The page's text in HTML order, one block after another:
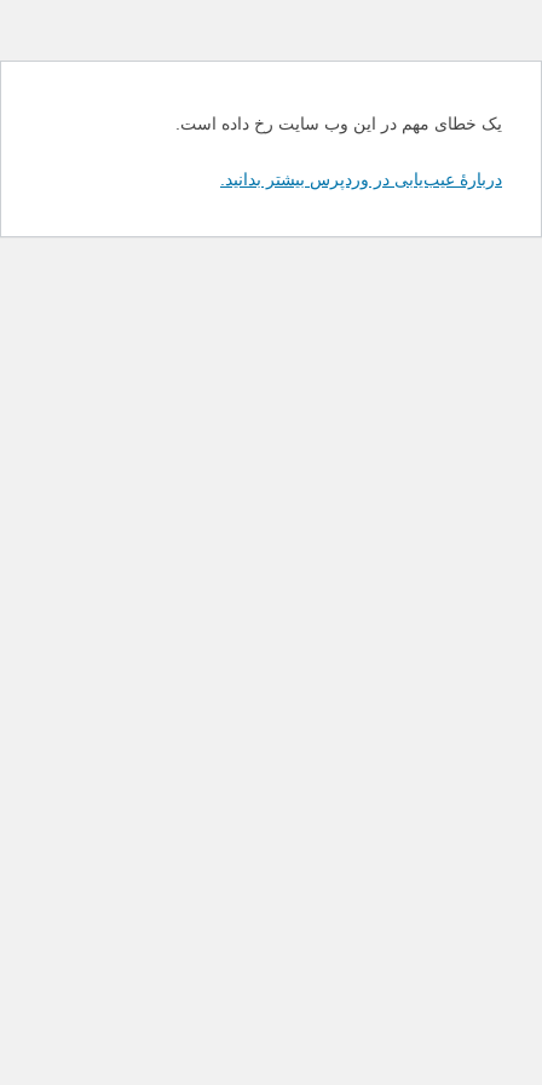
یک خطای مهم در این وب سایت رخ داده است.
دربارهٔ عیب‌یابی در وردپرس بیشتر بدانید.